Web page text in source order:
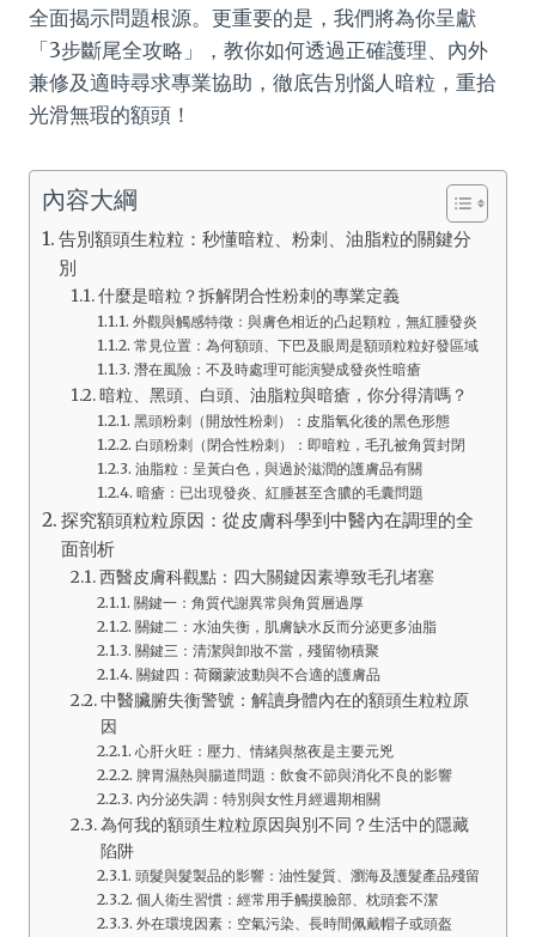
全面揭示問題根源。更重要的是，我們將為你呈獻
「3步斷尾全攻略」，教你如何透過正確護理、內外
兼修及適時尋求專業協助，徹底告別惱人暗粒，重拾
光滑無瑕的額頭！
內容大綱
告別額頭生粒粒：秒懂暗粒、粉刺、油脂粒的關鍵分
別
什麼是暗粒？拆解閉合性粉刺的專業定義
外觀與觸感特徵：與膚色相近的凸起顆粒，無紅腫發炎
常見位置：為何額頭、下巴及眼周是額頭粒粒好發區域
潛在風險：不及時處理可能演變成發炎性暗瘡
暗粒、黑頭、白頭、油脂粒與暗瘡，你分得清嗎？
黑頭粉刺（開放性粉刺）：皮脂氧化後的黑色形態
白頭粉刺（閉合性粉刺）：即暗粒，毛孔被角質封閉
油脂粒：呈黃白色，與過於滋潤的護膚品有關
暗瘡：已出現發炎、紅腫甚至含膿的毛囊問題
探究額頭粒粒原因：從皮膚科學到中醫內在調理的全
面剖析
西醫皮膚科觀點：四大關鍵因素導致毛孔堵塞
關鍵一：角質代謝異常與角質層過厚
關鍵二：水油失衡，肌膚缺水反而分泌更多油脂
關鍵三：清潔與卸妝不當，殘留物積聚
關鍵四：荷爾蒙波動與不合適的護膚品
中醫臟腑失衡警號：解讀身體內在的額頭生粒粒原
因
心肝火旺：壓力、情緒與熬夜是主要元兇
脾胃濕熱與腸道問題：飲食不節與消化不良的影響
內分泌失調：特別與女性月經週期相關
為何我的額頭生粒粒原因與別不同？生活中的隱藏
陷阱
頭髮與髮製品的影響：油性髮質、瀏海及護髮產品殘留
個人衛生習慣：經常用手觸摸臉部、枕頭套不潔
外在環境因素：空氣污染、長時間佩戴帽子或頭盔